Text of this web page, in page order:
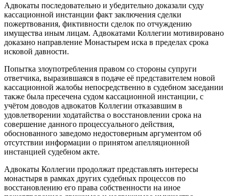
Адвокаты последовательно и убедительно доказали суду
кассационной инстанции факт заключения сделки
пожертвования, фиктивности сделок по отчуждению
имущества иным лицам. Адвокатами Коллегии мотивировано
доказано направление Монастырем иска в пределах срока
исковой давности.
Попытка злоупотребления правом со стороны супруги
ответчика, выразившаяся в подаче её представителем новой
кассационной жалобы непосредственно в судебном заседании
также была пресечена судом кассационной инстанции, с
учётом доводов адвокатов Коллегии отказавшим в
удовлетворении ходатайства о восстановлении срока на
совершение данного процессуального действия,
обоснованного заведомо недостоверным аргументом об
отсутствии информации о принятом апелляционной
инстанцией судебном акте.
Адвокаты Коллегии продолжат представлять интересы
монастыря в рамках других судебных процессов по
восстановлению его права собственности на иное